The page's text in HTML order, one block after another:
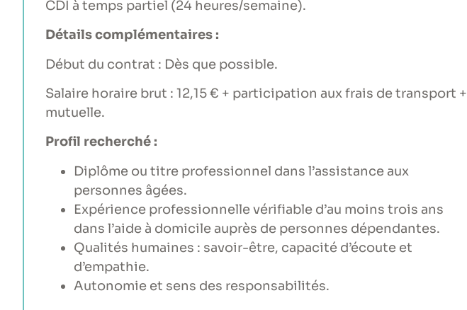
CDI à temps partiel (24 heures/semaine).
Détails complémentaires :
Début du contrat : Dès que possible.
Salaire horaire brut : 12,15 € + participation aux frais de transport +
mutuelle.
Profil recherché :
Diplôme ou titre professionnel dans l’assistance aux
personnes âgées.
Expérience professionnelle vérifiable d’au moins trois ans
dans l’aide à domicile auprès de personnes dépendantes.
Qualités humaines : savoir-être, capacité d’écoute et
d’empathie.
Autonomie et sens des responsabilités.